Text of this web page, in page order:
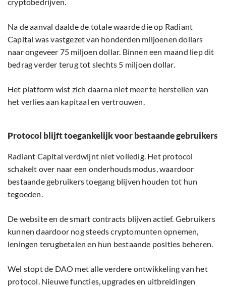
Na de aanval daalde de totale waarde die op Radiant
Capital was vastgezet van honderden miljoenen dollars
naar ongeveer 75 miljoen dollar. Binnen een maand liep dit
bedrag verder terug tot slechts 5 miljoen dollar.
Het platform wist zich daarna niet meer te herstellen van
het verlies aan kapitaal en vertrouwen.
Protocol blijft toegankelijk voor bestaande gebruikers
Radiant Capital verdwijnt niet volledig. Het protocol
schakelt over naar een onderhoudsmodus, waardoor
bestaande gebruikers toegang blijven houden tot hun
tegoeden.
De website en de smart contracts blijven actief. Gebruikers
kunnen daardoor nog steeds cryptomunten opnemen,
leningen terugbetalen en hun bestaande posities beheren.
Wel stopt de DAO met alle verdere ontwikkeling van het
protocol. Nieuwe functies, upgrades en uitbreidingen